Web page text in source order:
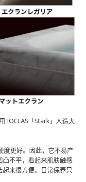
TOCLAS「Stark」人造大
度更好。因此，它不易产
不平，看起来肌肤触感
来很方便。日常保养只